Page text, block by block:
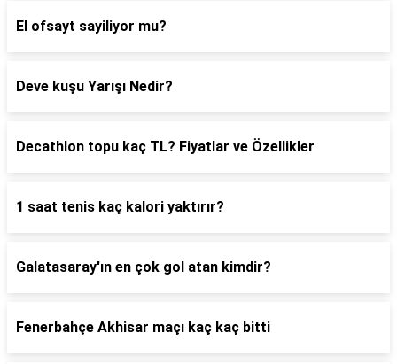
El ofsayt sayiliyor mu?
Deve kuşu Yarışı Nedir?
Decathlon topu kaç TL? Fiyatlar ve Özellikler
1 saat tenis kaç kalori yaktırır?
Galatasaray'ın en çok gol atan kimdir?
Fenerbahçe Akhisar maçı kaç kaç bitti